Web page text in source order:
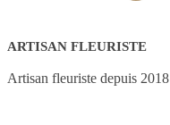
ARTISAN FLEURISTE
Artisan fleuriste depuis 2018